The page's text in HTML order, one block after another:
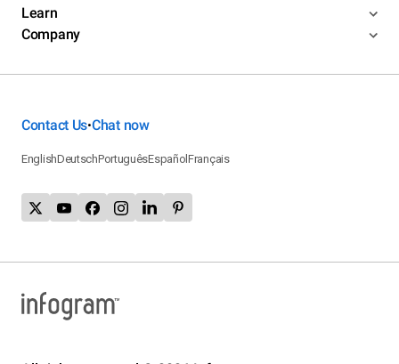
Learn
Company
Contact Us•Chat now
EnglishDeutschPortuguêsEspañolFrançais